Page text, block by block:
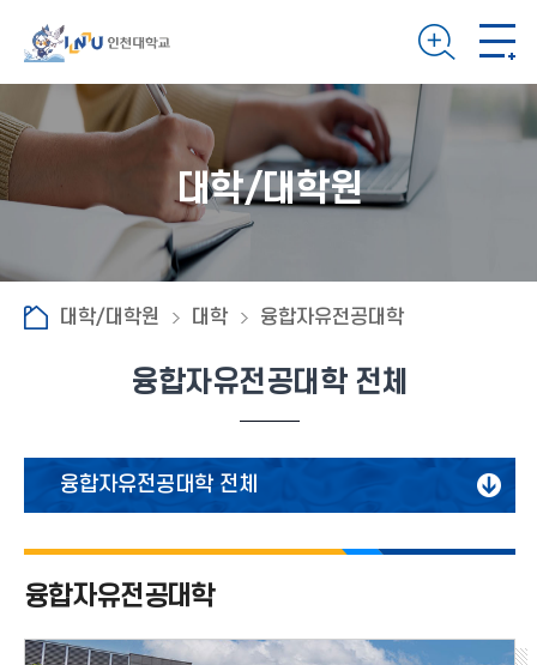
대학/대학원
대학/대학원 대학 융합자유전공대학
융합자유전공대학 전체
융합자유전공대학 전체
자유전공학부
국제자유전공학부
융합자유전공대학